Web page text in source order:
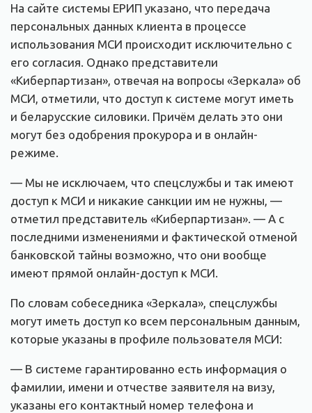
На сайте системы ЕРИП указано, что передача
персональных данных клиента в процессе
использования МСИ происходит исключительно с
его согласия. Однако представители
«Киберпартизан», отвечая на вопросы «Зеркала» об
МСИ, отметили, что доступ к системе могут иметь
и беларусские силовики. Причём делать это они
могут без одобрения прокурора и в онлайн-
режиме.
— Мы не исключаем, что спецслужбы и так имеют
доступ к МСИ и никакие санкции им не нужны, —
отметил представитель «Киберпартизан». — А с
последними изменениями и фактической отменой
банковской тайны возможно, что они вообще
имеют прямой онлайн-доступ к МСИ.
По словам собеседника «Зеркала», спецслужбы
могут иметь доступ ко всем персональным данным,
которые указаны в профиле пользователя МСИ:
— В системе гарантированно есть информация о
фамилии, имени и отчестве заявителя на визу,
указаны его контактный номер телефона и